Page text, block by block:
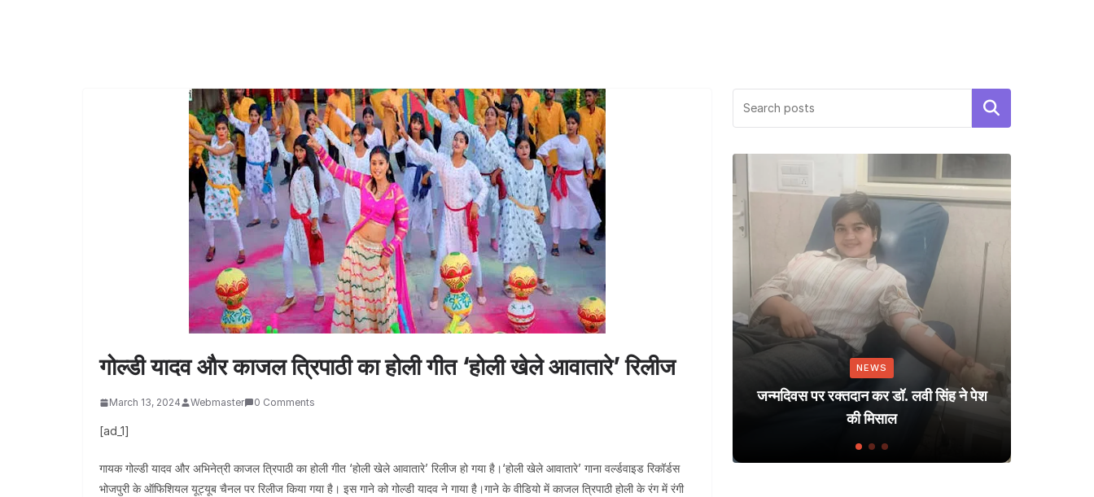
गोल्डी यादव और काजल त्रिपाठी का होली गीत ‘होली खेले आवातारे’ रिलीज
March 13, 2024 Webmaster 0 Comments
[ad_1]
गायक गोल्डी यादव और अभिनेत्री काजल त्रिपाठी का होली गीत ‘होली खेले आवातारे’ रिलीज हो गया है।‘होली खेले आवातारे’ गाना वर्ल्डवाइड रिकॉर्डस
भोजपुरी के ऑफिशियल यूट्यूब चैनल पर रिलीज किया गया है। इस गाने को गोल्डी यादव ने गाया है।गाने के वीडियो में काजल त्रिपाठी होली के रंग में रंगी
Search
जन्मदिवस पर रक्तदान कर डॉ. लवी सिंह ने पेश
की मिसाल